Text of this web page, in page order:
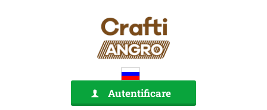
Autentificare